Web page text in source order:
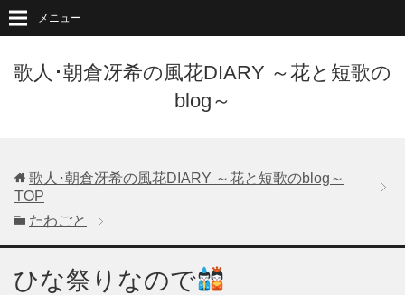
歌人･朝倉冴希の風花DIARY ～花と短歌の
blog～
メニュー
歌人･朝倉冴希の風花DIARY ～花と短歌のblog～
TOP
たわごと
ひな祭りなので